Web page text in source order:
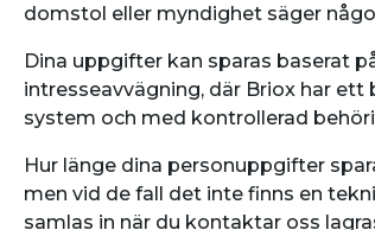
domstol eller myndighet säger
Dina uppgifter kan sparas baserat
intresseavvägning, där Briox har
system och med kontrollerad
Hur länge dina personuppgifter
men vid de fall det inte finns en
samlas in när du kontaktar oss